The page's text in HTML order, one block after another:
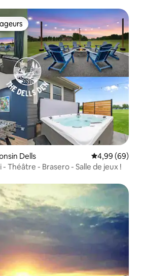
les plus appréciés
Dells Évaluation
4,99 (69)
- Théâtre - Brasero - Salle de jeux !